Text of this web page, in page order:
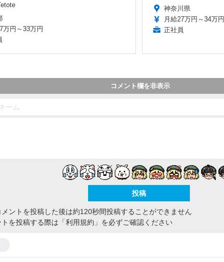
万円～33万円
神奈川県
月給27万円～34万円
正社員
コメント欄を非表示
ントを投稿した後は約120秒間投稿することができません
を投稿する際は 「利用規約」 を必ずご確認ください